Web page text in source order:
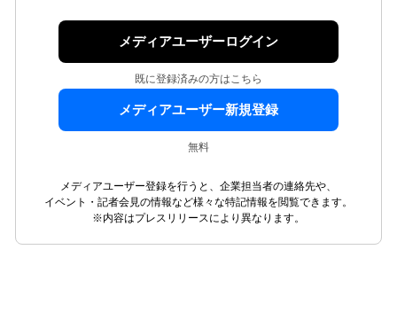
メディアユーザーログイン
既に登録済みの方はこちら
メディアユーザー新規登録
無料
メディアユーザー登録を行うと、企業担当者の連絡先や、
イベント・記者会見の情報など様々な特記情報を閲覧できます。
※内容はプレスリリースにより異なります。